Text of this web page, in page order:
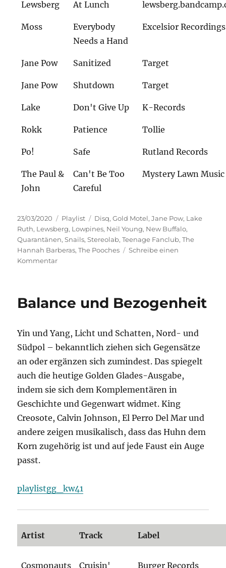
Lewsberg At Lunch
Moss
Everybody
Needs a Hand
Excelsior Recordings
Jane Pow Sanitized Target
Jane Pow Shutdown Target
Lake Don't Give Up K-Records
Rokk Patience Tollie
Po! Safe Rutland Records
The Paul &
John
Can't Be Too
Careful
Mystery Lawn Music
Veröffentlicht
am
23/03/2020 Kategorien
Playlist Schlagwörter
Disq,Gold Motel,Jane Pow, Lake
Ruth, Lewsberg, Lowpines, Neil Young, New Buffalo,
Quarantänen,Snails,Stereolab,Teenage Fanclub,The
Hannah Barberas,The Pooches
Schreibe einen
Kommentarzu
Balance und Bezogenheit
Yin und Yang, Licht und Schatten, Nord- und
Südpol – bekanntlich ziehen sich Gegensätze
an oder ergänzen sich zumindest. Das spiegelt
auch die heutige Golden Glades-Ausgabe,
indem sie sich dem Komplementären in
Geschichte und Gegenwart widmet. King
Creosote, Calvin Johnson, El Perro Del Mar und
andere zeigen musikalisch, dass das Huhn dem
Korn zugehörig ist und auf jede Faust ein Auge
passt.
playlistgg_kw41
Artist Track Label
Cosmonauts Cruisin' Burger Records